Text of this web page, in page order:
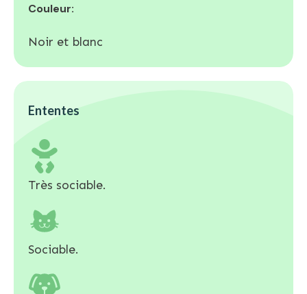
Couleur:
Noir et blanc
Ententes
Très sociable.
Sociable.